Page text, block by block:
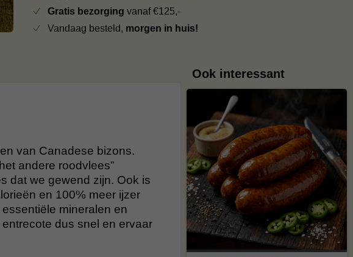
Gratis bezorging vanaf €125,-
Vandaag besteld, morgen in huis!
van Canadese bizons.
andere roodvlees”
dat we gewend zijn. Ook is
en 100% meer ijzer
mineralen en
dus snel en ervaar
Ook interessant